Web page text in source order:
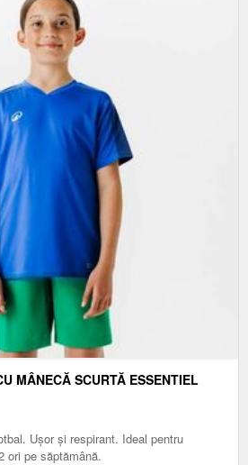
MÂNECĂ SCURTĂ ESSENTIEL
Ușor și respirant. Ideal pentru
ori pe săptămână.